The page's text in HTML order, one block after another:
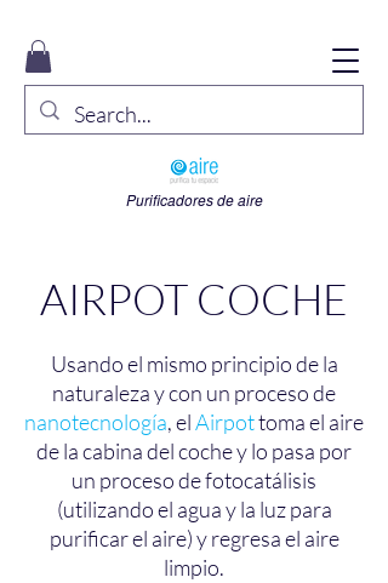
Purificadores de aire
AIRPOT COCHE
Usando el mismo principio de la
naturaleza y con un proceso de
nanotecnología, elAirpottoma el aire
de la cabina del coche y lo pasa por
un proceso de fotocatálisis
(utilizando el agua y la luz para
purificar el aire) y regresa el aire
limpio.